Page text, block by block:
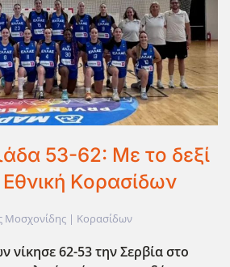
53-62: Με το δεξί
Εθνική Κορασίδων
Μοσχονίδης | Κορασίδων
νίκησε 62-53 την Σερβία στο